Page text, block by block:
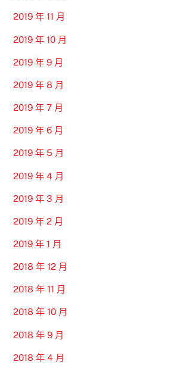
2019 年 11 月
2019 年 10 月
2019 年 9 月
2019 年 8 月
2019 年 7 月
2019 年 6 月
2019 年 5 月
2019 年 4 月
2019 年 3 月
2019 年 2 月
2019 年 1 月
2018 年 12 月
2018 年 11 月
2018 年 10 月
2018 年 9 月
2018 年 4 月